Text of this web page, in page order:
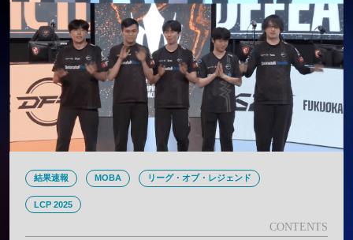
結果速報 MOBA リーグ・オブ・レジェンド
LCP 2025